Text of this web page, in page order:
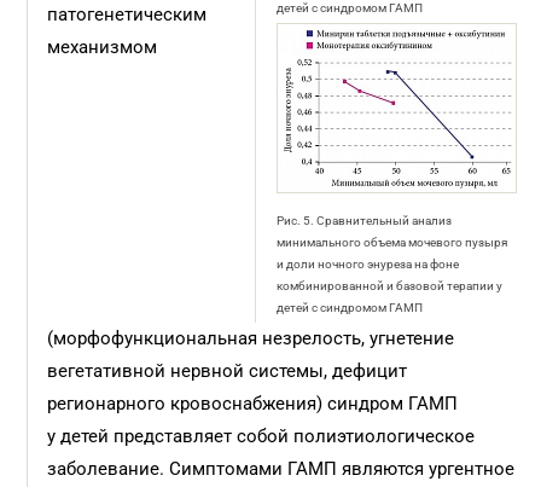
детей с синдромом ГАМП
Рис. 5. Сравнительный анализ
минимального объема мочевого пузыря
и доли ночного энуреза на фоне
комбинированной и базовой терапии у
детей с синдромом ГАМП
патогенетическим
механизмом
(морфофункциональная незрелость, угнетение
вегетативной нервной системы, дефицит
регионарного кровоснабжения) синдром ГАМП
у детей представляет собой полиэтиологическое
заболевание. Симптомами ГАМП являются ургентное